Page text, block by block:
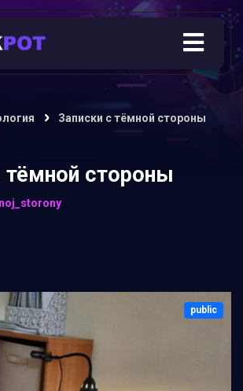
Записки с тёмной стороны
тёмной стороны
public